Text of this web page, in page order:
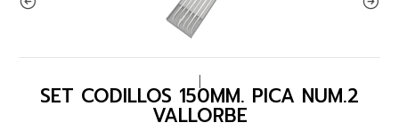
SET CODILLOS 150MM. PICA NUM.2
VALLORBE